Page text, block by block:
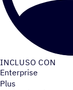
INCLUSO CON
Enterprise
Plus